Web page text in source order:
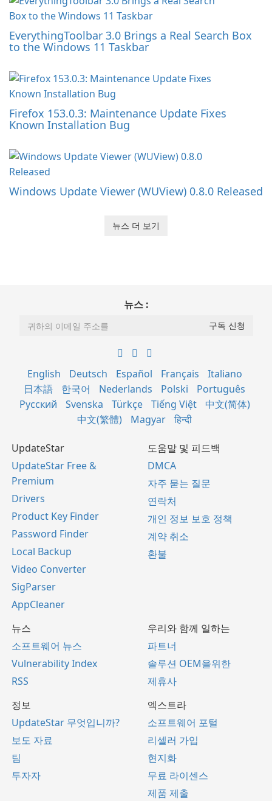
EverythingToolbar 3.0 Brings a Real Search Box
to the Windows 11 Taskbar
Firefox 153.0.3: Maintenance Update Fixes
Known Installation Bug
Windows Update Viewer (WUView) 0.8.0 Released
뉴스 더 보기
뉴스 :
English Deutsch Español Français
Italiano
日本語
한국어 Nederlands Polski
Português
Русский
Svenska Türkçe Tiếng Việt
中文(简体)
中文(繁體)
Magyar हिन्दी
UpdateStar
UpdateStar Free &
Premium
Drivers
Product Key Finder
Password Finder
Local Backup
Video Converter
SigParser
AppCleaner
도움말 및 피드백
DMCA
자주 묻는 질문
연락처
개인 정보 보호 정책
계약 취소
환불
뉴스
소프트웨어 뉴스
Vulnerability Index
RSS
우리와 함께 일하는
파트너
솔루션 OEM을위한
제휴사
정보
UpdateStar 무엇입니까?
보도 자료
팀
투자자
엑스트라
소프트웨어 포털
리셀러 가입
현지화
무료 라이센스
제품 제출